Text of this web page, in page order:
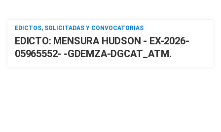
EDICTOS, SOLICITADAS Y CONVOCATORIAS
EDICTO: MENSURA HUDSON - EX-2026-
05965552- -GDEMZA-DGCAT_ATM.